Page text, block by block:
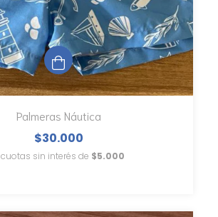
Palmeras Náutica
$30.000
cuotas sin interés de $5.000